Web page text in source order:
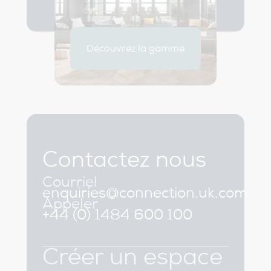
Découvrez la gamme
Contactez nous
Courriel
enquiries@connection.uk.com
Appeler
+44 (0) 1484 600 100
Créer un espace